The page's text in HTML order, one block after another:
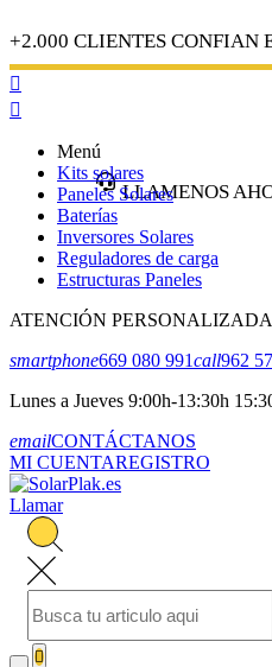
+2.000 CLIENTES CONFIAN
LLAMENOS


Menú
Kits solares
Paneles Solares
Baterías
Inversores Solares
Reguladores de carga
Estructuras Paneles
ATENCIÓN PERSONALIZADA
smartphone669 080 991call962
Lunes a Jueves 9:00h-13:30h
emailCONTÁCTANOS
MI CUENTAREGISTRO
Llamar
